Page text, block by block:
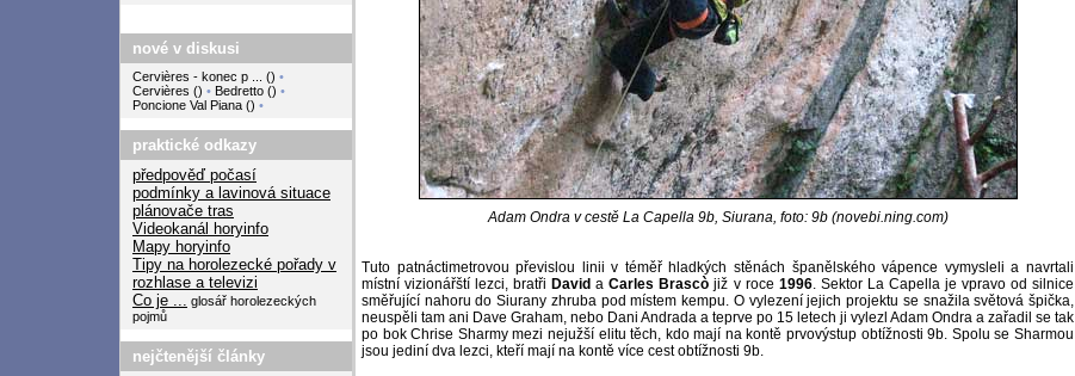
nové v diskusi
Cervières - konec p ... () •
Cervières () • Bedretto () •
Poncione Val Piana () •
praktické odkazy
předpověď počasí
podmínky a lavinová situace
plánovače tras
Videokanál horyinfo
Mapy horyinfo
Tipy na horolezecké pořady v
rozhlase a televizi
Co je ... glosář horolezeckých
pojmů
nejčtenější články
Adam Ondra v cestě La Capella 9b, Siurana, foto: 9b (novebi.ning.com)
Tuto patnáctimetrovou převislou linii v téměř hladkých stěnách španělského vápence vymysleli a navrtali
místní vizionářští lezci, bratři David aCarles Brascò již v roce 1996. Sektor La Capella je vpravo od silnice
směřující nahoru do Siurany zhruba pod místem kempu. O vylezení jejich projektu se snažila světová špička,
neuspěli tam ani Dave Graham, nebo Dani Andrada a teprve po 15 letech ji vylezl Adam Ondra a zařadil se tak
po bok Chrise Sharmy mezi nejužší elitu těch, kdo mají na kontě prvovýstup obtížnosti 9b. Spolu se Sharmou
jsou jediní dva lezci, kteří mají na kontě více cest obtížnosti 9b.